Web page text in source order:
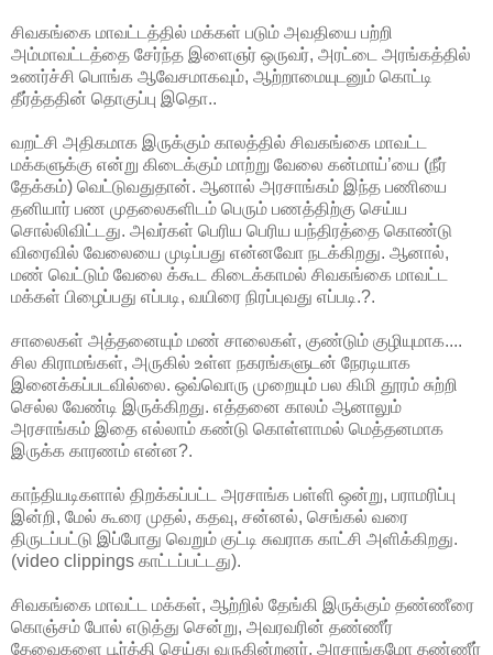
சிவகங்கை மாவட்டத்தில் மக்கள் படும் அவதியை பற்றி
அம்மாவட்டத்தை சேர்ந்த இளைஞர் ஒருவர், அரட்டை அரங்கத்தில்
உணர்ச்சி பொங்க ஆவேசமாகவும், ஆற்றாமையுடனும் கொட்டி
தீர்த்ததின் தொகுப்பு இதொ..
வறட்சி அதிகமாக இருக்கும் காலத்தில் சிவகங்கை மாவட்ட
மக்களுக்கு என்று கிடைக்கும் மாற்று வேலை கன்மாய்’யை (நீர்
தேக்கம்) வெட்டுவதுதான். ஆனால் அரசாங்கம் இந்த பணியை
தனியார் பண முதலைகளிடம் பெரும் பணத்திற்கு செய்ய
சொல்லிவிட்டது. அவர்கள் பெரிய பெரிய யந்திரத்தை கொண்டு
விரைவில் வேலையை முடிப்பது என்னவோ நடக்கிறது. ஆனால்,
மண் வெட்டும் வேலை க்கூட கிடைக்காமல் சிவகங்கை மாவட்ட
மக்கள் பிழைப்பது எப்படி, வயிரை நிரப்புவது எப்படி.?.
சாலைகள் அத்தனையும் மண் சாலைகள், குண்டும் குழியுமாக....
சில கிராமங்கள், அருகில் உள்ள நகரங்களுடன் நேரடியாக
இனைக்கப்படவில்லை. ஒவ்வொரு முறையும் பல கிமி தூரம் சுற்றி
செல்ல வேண்டி இருக்கிறது. எத்தனை காலம் ஆனாலும்
அரசாங்கம் இதை எல்லாம் கண்டு கொள்ளாமல் மெத்தனமாக
இருக்க காரணம் என்ன?.
காந்தியடிகளால் திறக்கப்பட்ட அரசாங்க பள்ளி ஒன்று, பராமரிப்பு
இன்றி, மேல் கூரை முதல், கதவு, சன்னல், செங்கல் வரை
திருடப்பட்டு இப்போது வெறும் குட்டி சுவராக காட்சி அளிக்கிறது.
(video clippings காட்டப்பட்டது).
சிவகங்கை மாவட்ட மக்கள், ஆற்றில் தேங்கி இருக்கும் தண்ணீரை
கொஞ்சம் போல் எடுத்து சென்று, அவரவரின் தண்ணீர்
தேவைகளை பூர்த்தி செய்து வருகின்றனர். அரசாங்கமோ தண்ணீர்